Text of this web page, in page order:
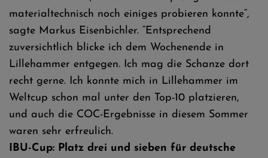
materialtechnisch noch einiges probieren konnte“,
sagte Markus Eisenbichler. “Entsprechend
zuversichtlich blicke ich dem Wochenende in
Lillehammer entgegen. Ich mag die Schanze dort
recht gerne. Ich konnte mich in Lillehammer im
Weltcup schon mal unter den Top-10 platzieren,
und auch die COC-Ergebnisse in diesem Sommer
waren sehr erfreulich.
IBU-Cup: Platz drei und sieben für deutsche